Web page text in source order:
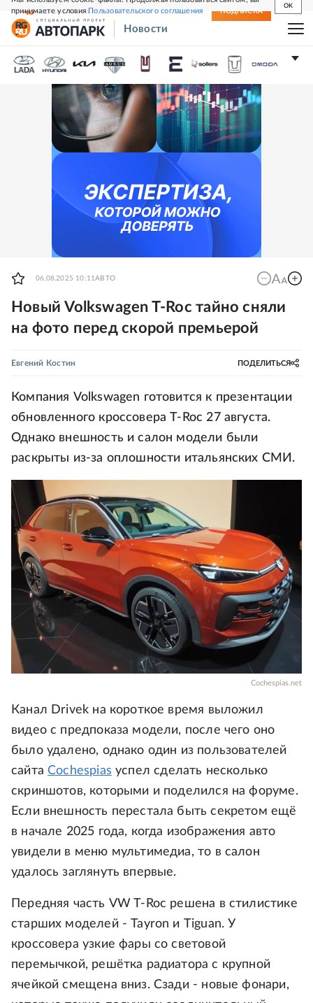
принимаете условияПользовательского соглашения
OK
СВЕЖИЙ НОМЕР ПОДПИСКА
Новости
06.08.2025 10:11АВТО
Новый Volkswagen T-Roc тайно сняли
на фото перед скорой премьерой
Евгений Костин ПОДЕЛИТЬСЯ
Компания Volkswagen готовится к презентации
обновленного кроссовера T-Roc 27 августа.
Однако внешность и салон модели были
раскрыты из-за оплошности итальянских СМИ.
Cochespias.net
Канал Drivek на короткое время выложил
видео с предпоказа модели, после чего оно
было удалено, однако один из пользователей
сайтаCochespias успел сделать несколько
скриншотов, которыми и поделился на форуме.
Если внешность перестала быть секретом ещё
в начале 2025 года, когда изображения авто
увидели в меню мультимедиа, то в салон
удалось заглянуть впервые.
Передняя часть VW T-Roc решена в стилистике
старших моделей - Tayron и Tiguan. У
кроссовера узкие фары со световой
перемычкой, решётка радиатора с крупной
ячейкой смещена вниз. Сзади - новые фонари,